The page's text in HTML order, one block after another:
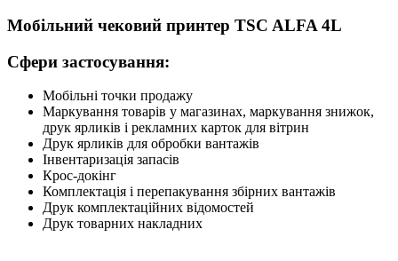
Мобільний чековий принтер TSC ALFA 4L
Сфери застосування:
Мобільні точки продажу
Маркування товарів у магазинах, маркування знижок,
друк ярликів і рекламних карток для вітрин
Друк ярликів для обробки вантажів
Інвентаризація запасів
Крос-докінг
Комплектація і перепакування збірних вантажів
Друк комплектаційних відомостей
Друк товарних накладних